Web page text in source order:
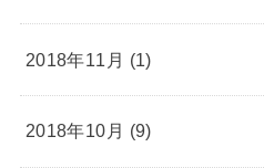
2018年11月 (1)
2018年10月 (9)